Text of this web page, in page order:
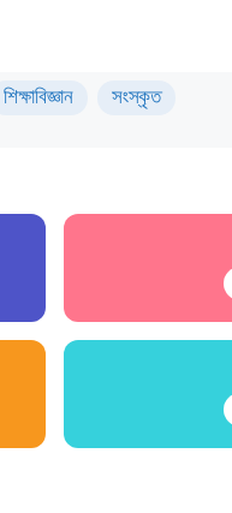
শিক্ষাবিজ্ঞান সংস্কৃত